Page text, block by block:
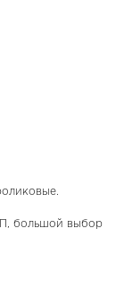
большой выбор